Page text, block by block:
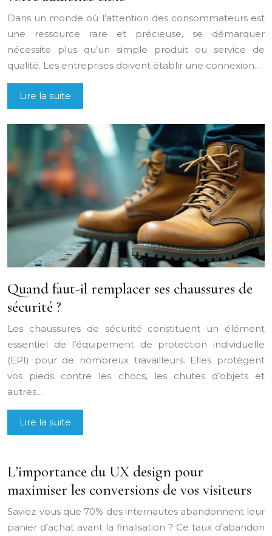
Dans un monde où l’attention des consommateurs est
une ressource rare et précieuse, se démarquer
nécessite plus qu’un simple produit ou service de
qualité. Les entreprises doivent établir une connexion…
Lire la suite
Quand faut-il remplacer ses chaussures de
sécurité ?
Les chaussures de sécurité constituent un élément
essentiel de l’équipement de protection individuelle
(EPI) pour de nombreux travailleurs. Elles protègent
vos pieds contre les chocs, les chutes d’objets et
autres…
Lire la suite
L’importance du UX design pour
maximiser les conversions de vos visiteurs
Saviez-vous que 70% des internautes abandonnent leur
panier d’achat avant la finalisation ? Ce taux d’abandon